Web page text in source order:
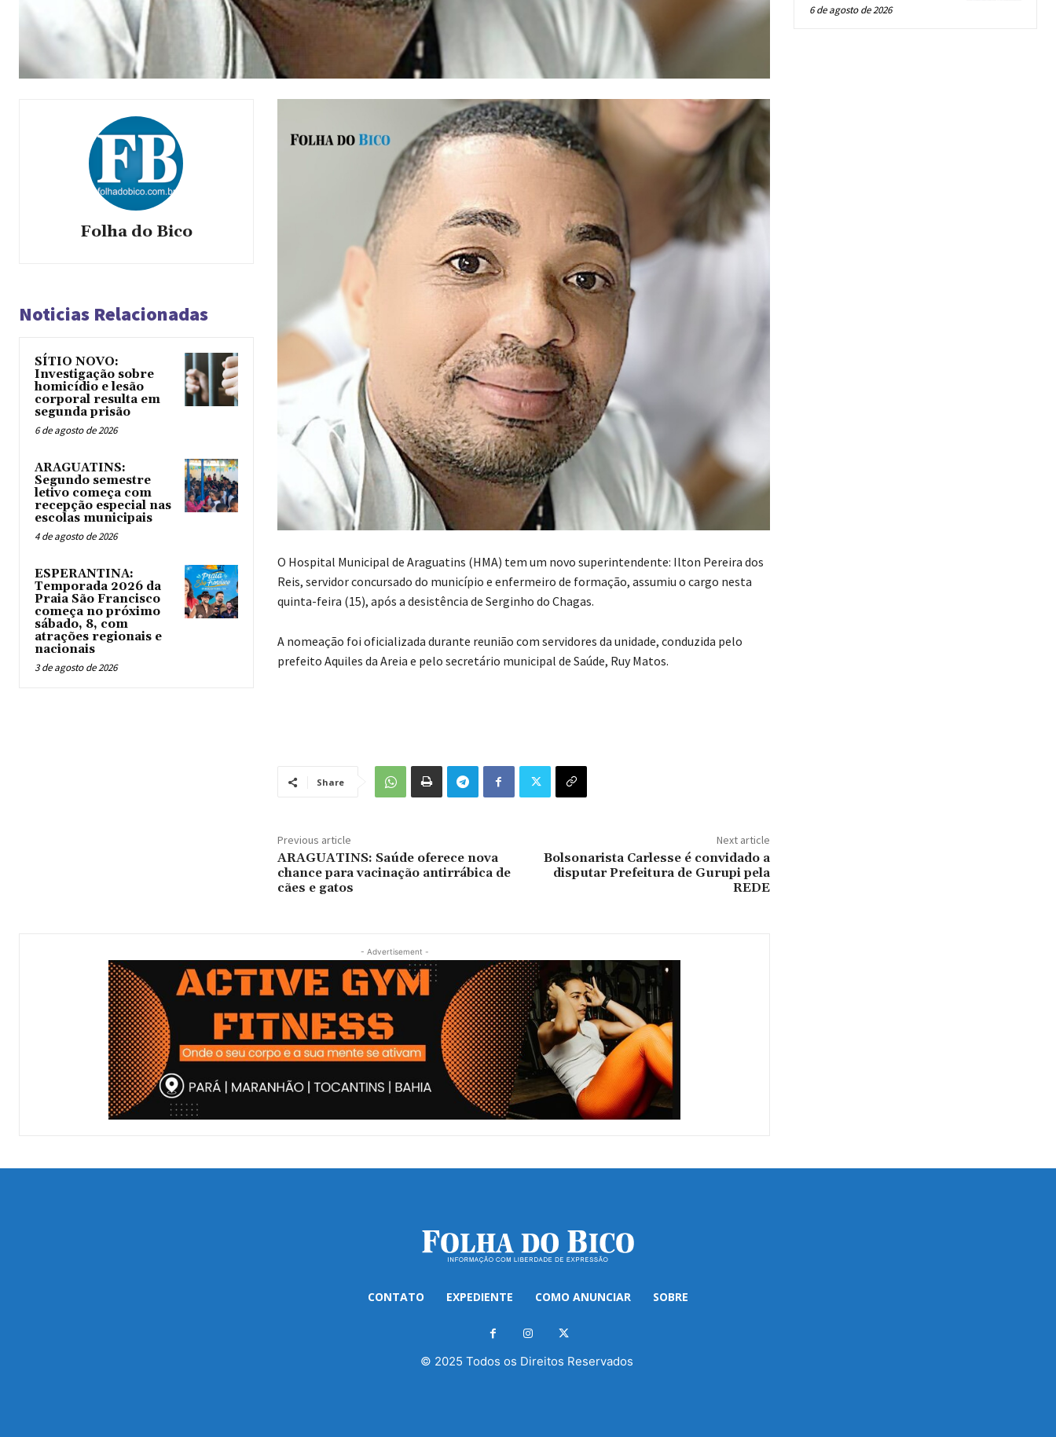
Folha do Bico
Noticias Relacionadas
SÍTIO NOVO:
Investigação sobre
homicídio e lesão
corporal resulta em
segunda prisão
6 de agosto de 2026
ARAGUATINS:
Segundo semestre
letivo começa com
recepção especial nas
escolas municipais
4 de agosto de 2026
ESPERANTINA:
Temporada 2026 da
Praia São Francisco
começa no próximo
sábado, 8, com
atrações regionais e
nacionais
3 de agosto de 2026
O Hospital Municipal de Araguatins (HMA) tem um novo superintendente: Ilton Pereira dos
Reis, servidor concursado do município e enfermeiro de formação, assumiu o cargo nesta
quinta-feira (15), após a desistência de Serginho do Chagas.
A nomeação foi oficializada durante reunião com servidores da unidade, conduzida pelo
prefeito Aquiles da Areia e pelo secretário municipal de Saúde, Ruy Matos.
Share
Previous article
ARAGUATINS: Saúde oferece nova
chance para vacinação antirrábica de
cães e gatos
Next article
Bolsonarista Carlesse é convidado a
disputar Prefeitura de Gurupi pela
REDE
- Advertisement -
6 de agosto de 2026
CONTATO EXPEDIENTE COMO ANUNCIAR SOBRE
© 2025 Todos os Direitos Reservados